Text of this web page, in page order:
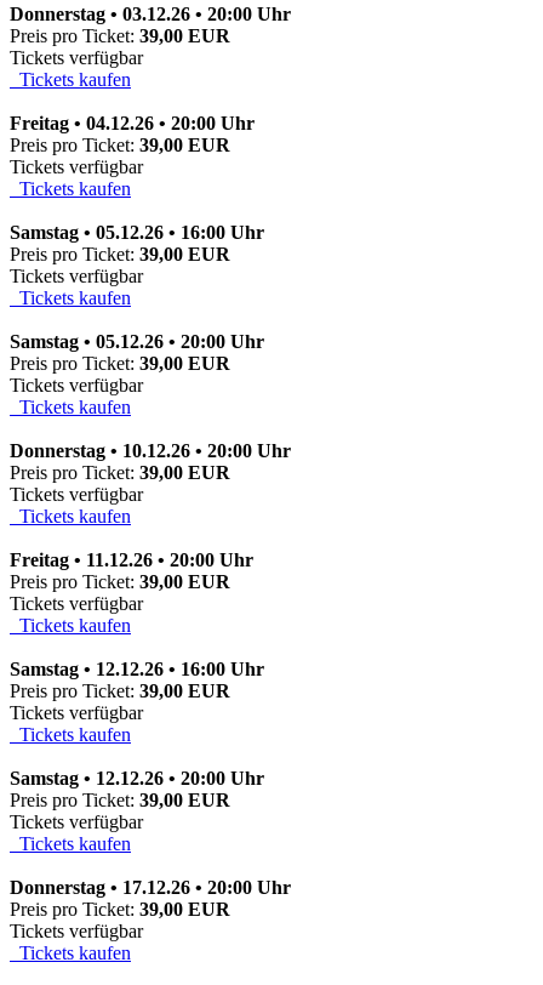
Donnerstag • 03.12.26 • 20:00 Uhr
Preis pro Ticket: 39,00 EUR
Tickets verfügbar
Tickets kaufen
Freitag • 04.12.26 • 20:00 Uhr
Preis pro Ticket: 39,00 EUR
Tickets verfügbar
Tickets kaufen
Samstag • 05.12.26 • 16:00 Uhr
Preis pro Ticket: 39,00 EUR
Tickets verfügbar
Tickets kaufen
Samstag • 05.12.26 • 20:00 Uhr
Preis pro Ticket: 39,00 EUR
Tickets verfügbar
Tickets kaufen
Donnerstag • 10.12.26 • 20:00 Uhr
Preis pro Ticket: 39,00 EUR
Tickets verfügbar
Tickets kaufen
Freitag • 11.12.26 • 20:00 Uhr
Preis pro Ticket: 39,00 EUR
Tickets verfügbar
Tickets kaufen
Samstag • 12.12.26 • 16:00 Uhr
Preis pro Ticket: 39,00 EUR
Tickets verfügbar
Tickets kaufen
Samstag • 12.12.26 • 20:00 Uhr
Preis pro Ticket: 39,00 EUR
Tickets verfügbar
Tickets kaufen
Donnerstag • 17.12.26 • 20:00 Uhr
Preis pro Ticket: 39,00 EUR
Tickets verfügbar
Tickets kaufen